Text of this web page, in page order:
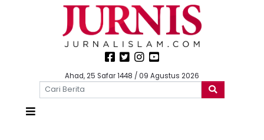
Ahad, 25 Safar 1448 / 09 Agustus 2026